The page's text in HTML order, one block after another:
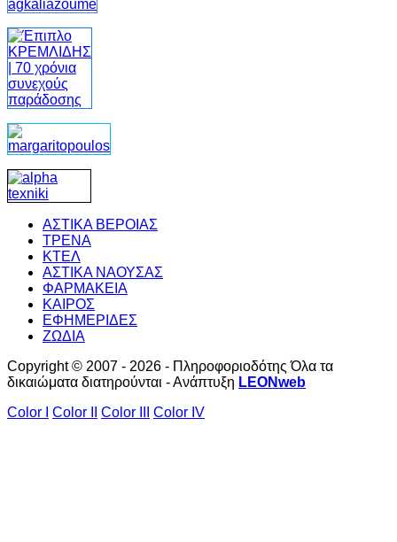
ΑΣΤΙΚΑ ΒΕΡΟΙΑΣ
ΤΡΕΝΑ
ΚΤΕΛ
ΑΣΤΙΚΑ ΝΑΟΥΣΑΣ
ΦΑΡΜΑΚΕΙΑ
ΚΑΙΡΟΣ
ΕΦΗΜΕΡΙΔΕΣ
ΖΩΔΙΑ
Copyright © 2007 - 2026 - Πληροφοριοδότης Όλα τα
δικαιώματα διατηρούνται - Ανάπτυξη LEONweb
Color I
Color II Color III Color IV